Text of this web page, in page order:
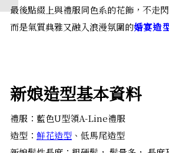
最後點綴上與禮服同色系的花飾，不走
而是氣質典雅又融入浪漫氛圍的婚宴造
新娘造型基本資料
禮服：藍色U型領A-Line禮服
造型： 鮮花造型 、低馬尾造型